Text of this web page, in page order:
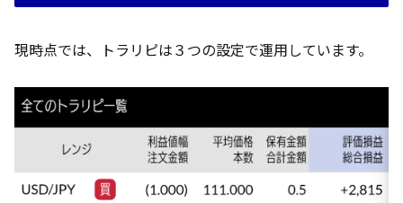
現時点では、トラリピは３つの設定で運用しています。